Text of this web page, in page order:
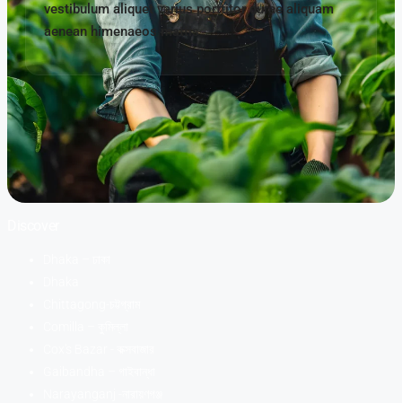
vestibulum aliquet varius porttitor curae aliquam
aenean himenaeos mattis